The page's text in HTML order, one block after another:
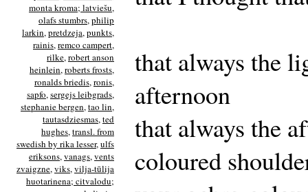
monta kroma; latviešu,
olafs stumbrs,philip
larkin,pretdzeja,punkts,
rainis,remco campert,
rilke,robert anson
heinlein,roberts frosts,
ronalds briedis,ronis,
sapfo,sergejs leibgrads,
stephanie bergen,tao lin,
tautasdziesmas,ted
hughes,transl. from
swedish by rika lesser,ulfs
eriksons,vanags,vents
zvaigzne,viks,vilja-tūlija
huotarinena; citvalodu;
that always the
afternoon
that always the
coloured